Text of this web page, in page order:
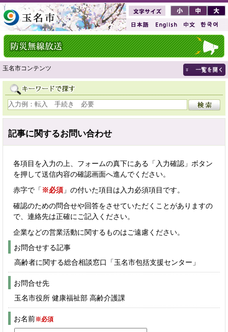
玉名市コンテンツ
記事に関するお問い合わせ
各項目を入力の上、フォームの真下にある「入力確認」ボタン
を押して送信内容の確認画面へ進んでください。
赤字で「 ※必須 」の付いた項目は入力必須項目です。
確認のための問合せや回答をさせていただくことがありますの
で、連絡先は正確にご記入ください。
企業などの営業活動に関するものはご遠慮ください。
お問合せする記事
高齢者に関する総合相談窓口「玉名市包括支援センター」
お問合せ先
玉名市役所 健康福祉部 高齢介護課
お名前※必須